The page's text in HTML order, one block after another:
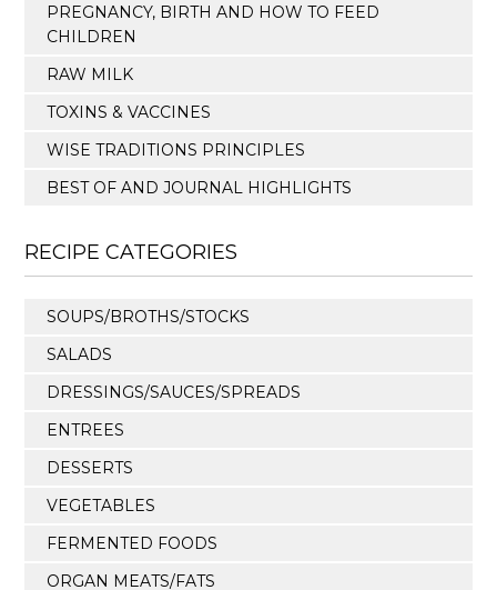
PREGNANCY, BIRTH AND HOW TO FEED
CHILDREN
RAW MILK
TOXINS & VACCINES
WISE TRADITIONS PRINCIPLES
BEST OF AND JOURNAL HIGHLIGHTS
RECIPE CATEGORIES
SOUPS/BROTHS/STOCKS
SALADS
DRESSINGS/SAUCES/SPREADS
ENTREES
DESSERTS
VEGETABLES
FERMENTED FOODS
ORGAN MEATS/FATS